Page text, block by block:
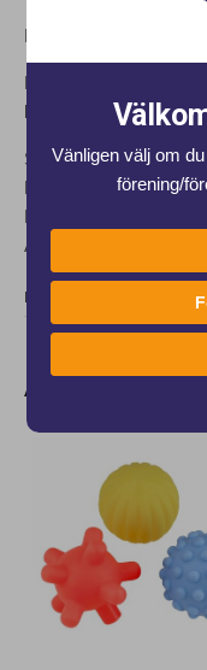
Plasten är fri från
Badleksakerna är CE-
Skötselråd: Hand-
Material: PVC utan
Mått: 6 cm
Ålder: +0 månader
DELA
Andra produkter från
Vänligen välj om
förening/